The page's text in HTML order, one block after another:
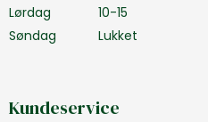
Lørdag
10-15
Søndag
Lukket
Kundeservice